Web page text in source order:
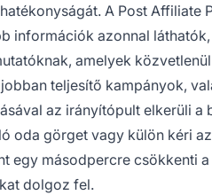
A Post
információk azonnal
amelyek
teljesítő kampányok,
az irányítópult elkerüli
oda görget vagy külön kéri
egy másodpercre csökkenti
dolgoz fel.